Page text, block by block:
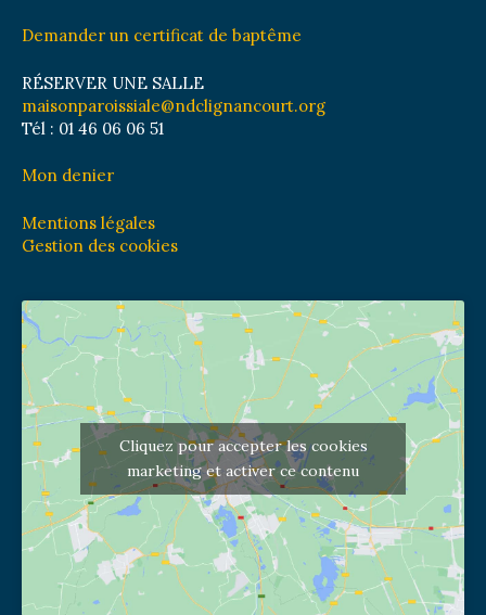
Demander un certificat de baptême
RÉSERVER UNE SALLE
maisonparoissiale@ndclignancourt.org
Tél : 01 46 06 06 51
Mon denier
Mentions légales
Gestion des cookies
Cliquez pour accepter les cookies
marketing et activer ce contenu